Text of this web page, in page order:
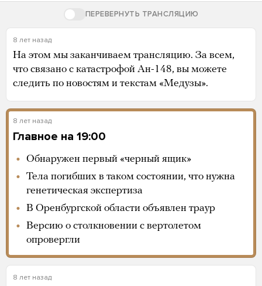
ПЕРЕВЕРНУТЬ ТРАНСЛЯЦИЮ
8 лет назад
На этом мы заканчиваем трансляцию. За всем,
что связано с катастрофой Ан-148, вы можете
следить по новостям и текстам «Медузы».
8 лет назад
Главное на 19:00
Обнаружен первый «черный ящик»
Тела погибших в таком состоянии, что нужна
генетическая экспертиза
В Оренбургской области объявлен траур
Версию о столкновении с вертолетом
опровергли
8 лет назад